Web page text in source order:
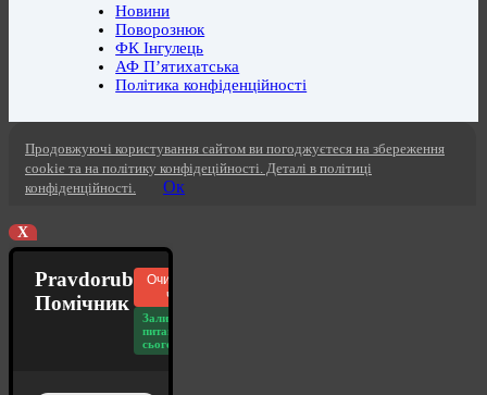
Новини
Поворознюк
ФК Інгулець
АФ П’ятихатська
Політика конфіденційності
Продовжуючі користування сайтом ви погоджуєтеся на збереження
cookie та на політику конфідеційності. Деталі в політиці
конфіденційності.
Ок
X
Pravdorub
Помічник
Очистити
чат
Залишилось
питань
сьогодні: 20